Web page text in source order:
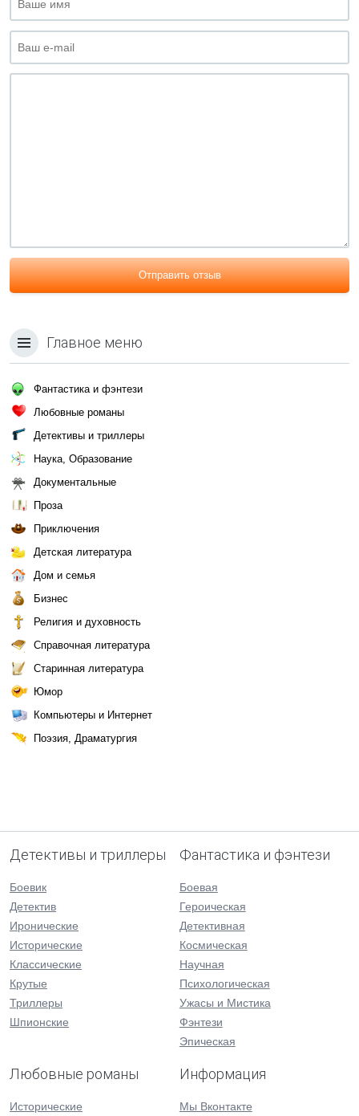
Отправить отзыв
Главное меню
Фантастика и фэнтези
Любовные романы
Детективы и триллеры
Наука, Образование
Документальные
Проза
Приключения
Детская литература
Дом и семья
Бизнес
Религия и духовность
Справочная литература
Старинная литература
Юмор
Компьютеры и Интернет
Поэзия, Драматургия
Детективы и триллеры
Боевик
Детектив
Иронические
Исторические
Классические
Крутые
Триллеры
Шпионские
Фантастика и фэнтези
Боевая
Героическая
Детективная
Космическая
Научная
Психологическая
Ужасы и Мистика
Фэнтези
Эпическая
Любовные романы
Исторические
Информация
Мы Вконтакте